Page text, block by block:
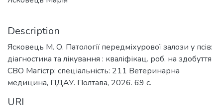
Description
Ясковець М. О. Патології передміхурової залози у псів:
діагностика та лікування : кваліфікац. роб. на здобуття
СВО Магістр; спеціальність: 211 Ветеринарна
медицина, ПДАУ. Полтава, 2026. 69 с.
URI